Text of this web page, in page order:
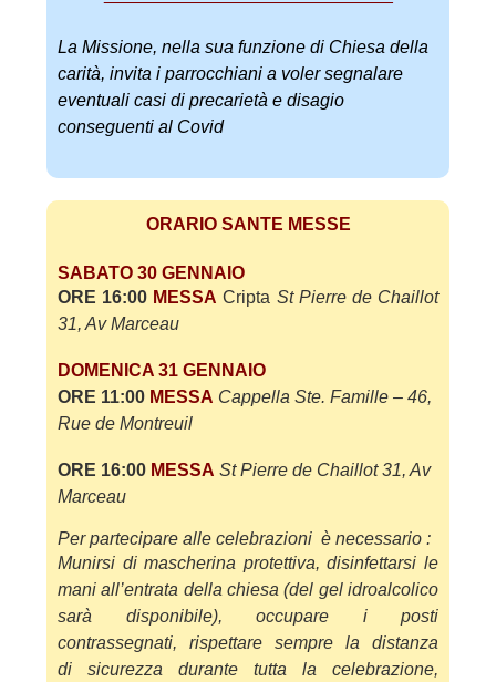
La Missione, nella sua funzione di Chiesa della
carità, invita i parrocchiani a voler segnalare
eventuali casi di precarietà e disagio
conseguenti al Covid
ORARIO SANTE MESSE
SABATO 30 GENNAIO
ORE 16:00 MESSA Cripta St Pierre de Chaillot
31, Av Marceau
DOMENICA 31 GENNAIO
ORE 11:00 MESSA Cappella Ste. Famille – 46,
Rue de Montreuil
ORE 16:00 MESSA St Pierre de Chaillot 31, Av
Marceau
Per partecipare alle celebrazioni è necessario :
Munirsi di mascherina protettiva, disinfettarsi le
mani all’entrata della chiesa (del gel idroalcolico
sarà disponibile), occupare i posti
contrassegnati, rispettare sempre la distanza
di sicurezza durante tutta la celebrazione,